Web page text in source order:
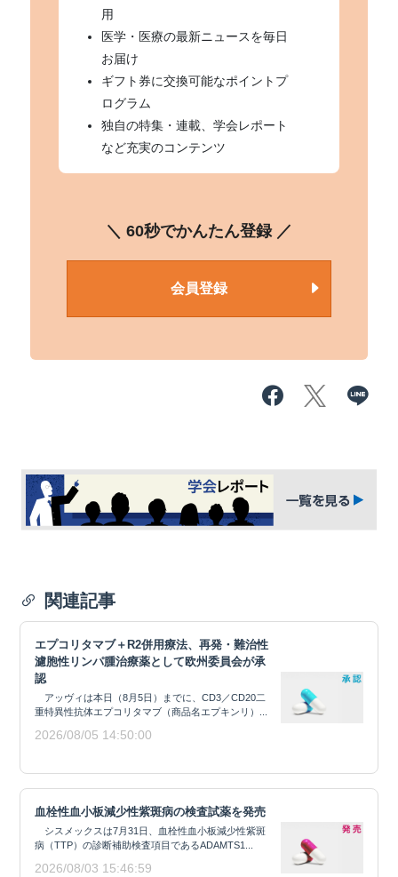
用
医学・医療の最新ニュースを毎日
お届け
ギフト券に交換可能なポイントプ
ログラム
独自の特集・連載、学会レポート
など充実のコンテンツ
＼ 60秒でかんたん登録 ／
会員登録
関連記事
エプコリタマブ＋R2併用療法、再発・難治性
濾胞性リンパ腫治療薬として欧州委員会が承
認
アッヴィは本日（8月5日）までに、CD3／CD20二
重特異性抗体エプコリタマブ（商品名エプキンリ）...
2026/08/05 14:50:00
血栓性血小板減少性紫斑病の検査試薬を発売
シスメックスは7月31日、血栓性血小板減少性紫斑
病（TTP）の診断補助検査項目であるADAMTS1...
2026/08/03 15:46:59